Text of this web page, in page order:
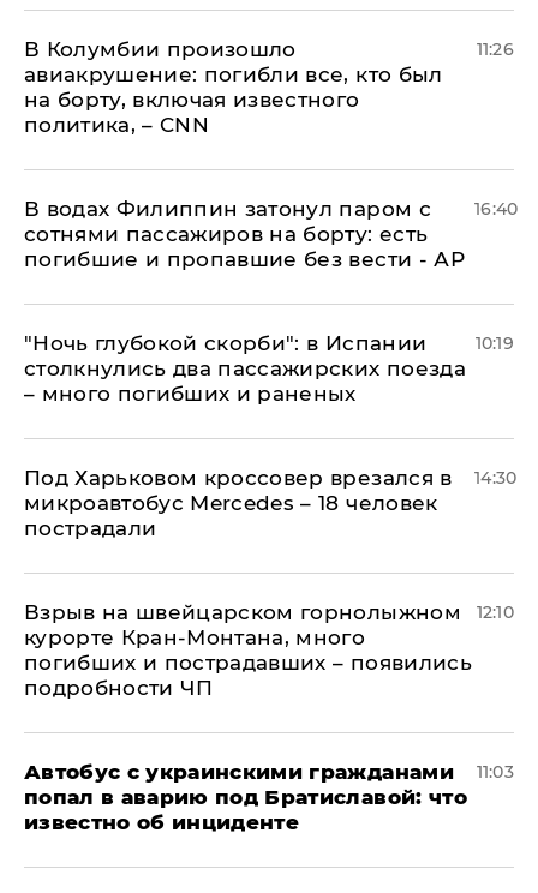
В Колумбии произошло
авиакрушение: погибли все, кто был
на борту, включая известного
политика, – CNN
11:26
В водах Филиппин затонул паром с
сотнями пассажиров на борту: есть
погибшие и пропавшие без вести - АР
16:40
"Ночь глубокой скорби": в Испании
столкнулись два пассажирских поезда
– много погибших и раненых
10:19
Под Харьковом кроссовер врезался в
микроавтобус Mercedes – 18 человек
пострадали
14:30
Взрыв на швейцарском горнолыжном
курорте Кран-Монтана, много
погибших и пострадавших – появились
подробности ЧП
12:10
Автобус с украинскими гражданами
попал в аварию под Братиславой: что
известно об инциденте
11:03